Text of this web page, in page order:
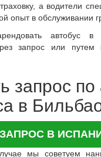
а водители
опыт в обслуживании
автобус в
запрос или путем
запрос
в
В
мы советуем